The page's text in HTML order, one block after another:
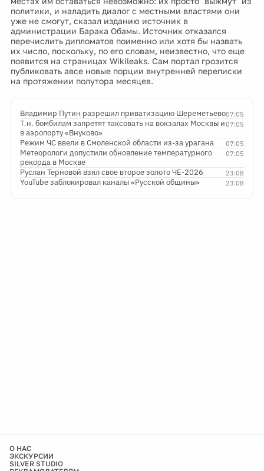
политики, и наладить диалог с местными властями они
уже не смогут, сказал изданию источник в
администрации Барака Обамы. Источник отказался
перечислить дипломатов поименно или хотя бы назвать
их число, поскольку, по его словам, неизвестно, что еще
появится на страницах Wikileaks. Сам портал грозится
публиковать авсе новые порции внутренней переписки
на протяжении полутора месяцев.
07:05
Владимир Путин разрешил приватизацию Шереметьево
07:05
Т.н. бомбилам запретят таксовать на вокзалах Москвы и
в аэропорту «Внуково»
07:05
Режим ЧС ввели в Смоленской области из-за урагана
07:05
Метеорологи допустили обновление температурного
рекорда в Москве
23:08
Руслан Терновой взял свое второе золото ЧЕ-2026
23:08
YouTube заблокировал каналы «Русской общины»
О НАС
ЭКСКУРСИИ
SILVER STUDIO